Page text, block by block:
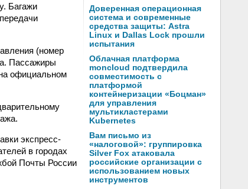
Багажи
(номер
Пассажиры
на официальном
экспресс-
в городах
Почты России
Доверенная операционная
система и современные
средства защиты: Astra
Linux и Dallas Lock прошли
испытания
Облачная платформа
moncloud подтвердила
совместимость с
платформой
контейнеризации «Боцман»
для управления
мультикластерами
Kubernetes
Вам письмо из
«налоговой»: группировка
Silver Fox атаковала
российские организации с
использованием новых
инструментов